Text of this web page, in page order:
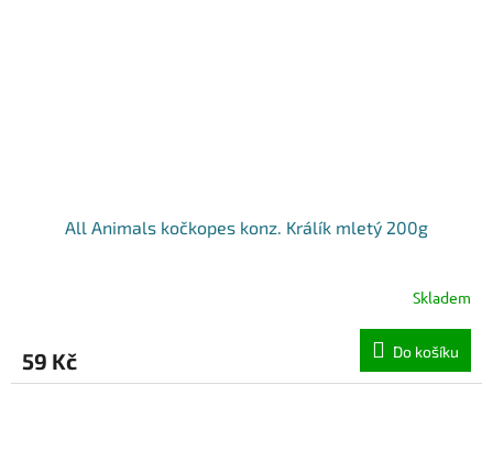
All Animals kočkopes konz. Králík mletý 200g
Skladem
59 Kč Do košíku